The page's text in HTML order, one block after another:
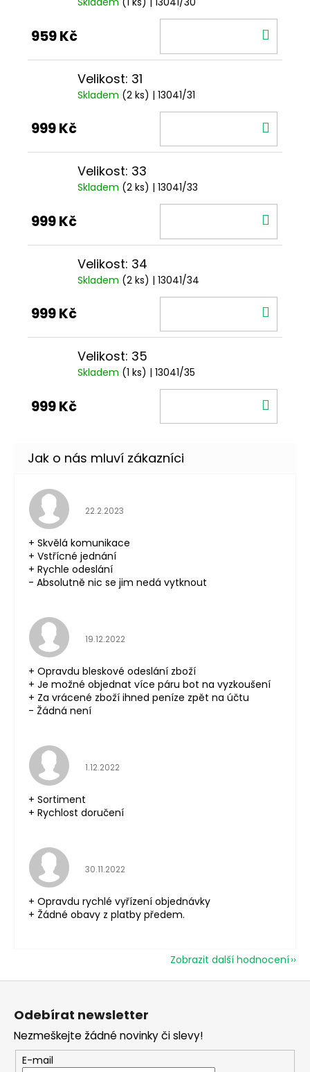
959 Kč
Velikost: 31
Skladem (2 ks) | 13041/31
999 Kč
Velikost: 33
Skladem (2 ks) | 13041/33
999 Kč
Velikost: 34
Skladem (2 ks) | 13041/34
999 Kč
Velikost: 35
Skladem (1 ks) | 13041/35
999 Kč
Hodnocení obchodu je 5 z 5 hvězdiček.
22.2.2023
+ Skvělá komunikace
+ Vstřícné jednání
+ Rychle odeslání
- Absolutně nic se jim nedá vytknout
Hodnocení obchodu je 5 z 5 hvězdiček.
19.12.2022
+ Opravdu bleskové odeslání zboží
+ Je možné objednat více páru bot na vyzkoušení
+ Za vrácené zboží ihned peníze zpět na účtu
- Žádná není
Hodnocení obchodu je 5 z 5 hvězdiček.
1.12.2022
+ Sortiment
+ Rychlost doručení
Hodnocení obchodu je 5 z 5 hvězdiček.
30.11.2022
+ Opravdu rychlé vyřízení objednávky
+ Žádné obavy z platby předem.
Zobrazit další hodnocení
Odebírat newsletter
Nezmeškejte žádné novinky či slevy!
E-mail